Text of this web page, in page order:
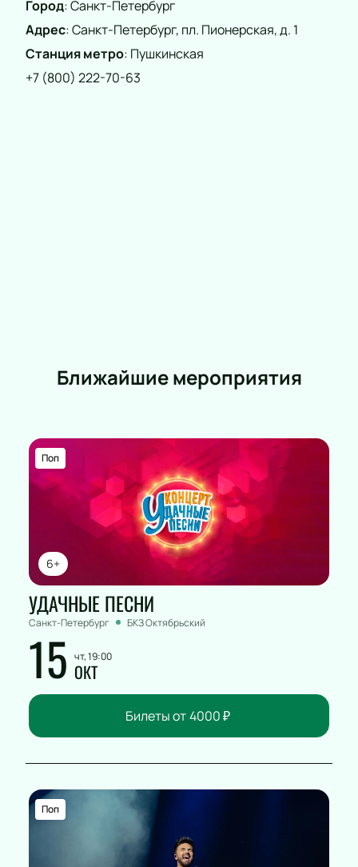
Для удобства мы предлагаем бронирование по
телефону. Наш менеджер поможет выбрать места и
ответит на все вопросы.
Город:Санкт-Петербург
Адрес:Санкт-Петербург, пл. Пионерская, д. 1
Станция метро: Пушкинская
+7 (800) 222-70-63
Ближайшие мероприятия
6+
Поп
УДАЧНЫЕ ПЕСНИ
Санкт-Петербург БКЗ Октябрьский
15 чт, 19:00
ОКТ
Билеты от 4000₽
Поп